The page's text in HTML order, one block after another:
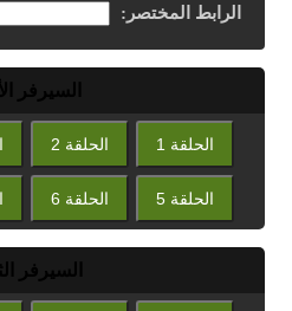
الرابط المختصر:
السيرفر
الحلقة 1 الحلقة 2
الحلقة 5 الحلقة 6
السيرفر